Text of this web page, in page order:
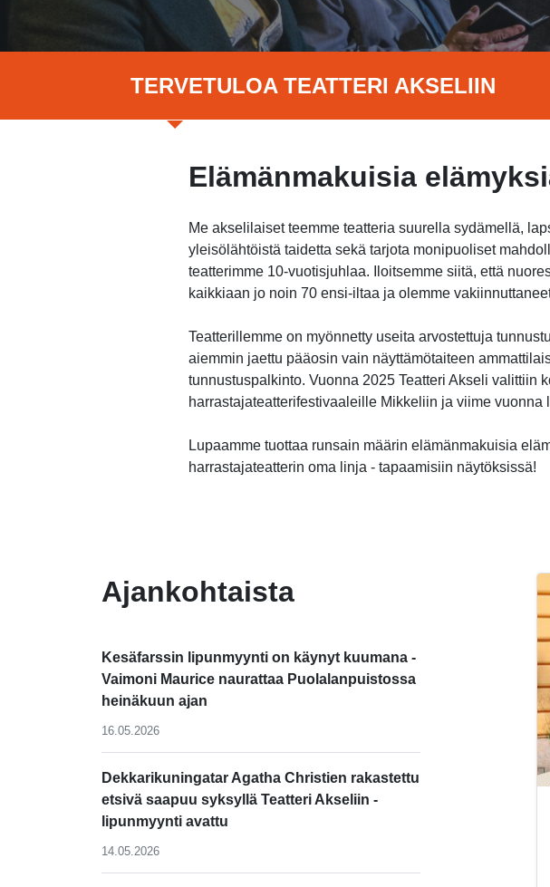
TERVETULOA TEATTERI AKSELIIN
Elämänmakuisia
Me akselilaiset teemme teatteria suurella sydämellä,
yleisölähtöistä taidetta sekä tarjota monipuoliset
teatterimme 10-vuotisjuhlaa. Iloitsemme siitä, että
kaikkiaan jo noin 70 ensi-iltaa ja olemme
Teatterillemme on myönnetty useita arvostettuja
aiemmin jaettu pääosin vain näyttämötaiteen
tunnustuspalkinto. Vuonna 2025 Teatteri Akseli valittiin
harrastajateatterifestivaaleille Mikkeliin ja viime
Lupaamme tuottaa runsain määrin elämänmakuisia
harrastajateatterin oma linja - tapaamisiin näytöksissä!
Ajankohtaista
Kesäfarssin lipunmyynti on käynyt kuumana -
Vaimoni Maurice naurattaa Puolalanpuistossa
heinäkuun ajan
16.05.2026
Dekkarikuningatar Agatha Christien rakastettu
etsivä saapuu syksyllä Teatteri Akseliin -
lipunmyynti avattu
14.05.2026